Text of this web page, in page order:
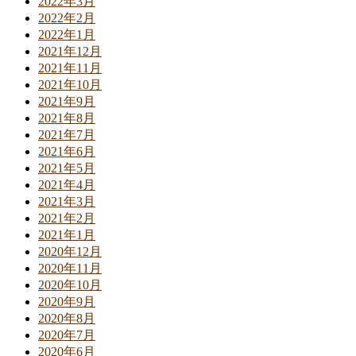
2022年2月
2022年1月
2021年12月
2021年11月
2021年10月
2021年9月
2021年8月
2021年7月
2021年6月
2021年5月
2021年4月
2021年3月
2021年2月
2021年1月
2020年12月
2020年11月
2020年10月
2020年9月
2020年8月
2020年7月
2020年6月